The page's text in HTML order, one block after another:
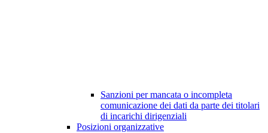
Sanzioni per mancata o incompleta
comunicazione dei dati da parte dei titolari
di incarichi dirigenziali
Posizioni organizzative